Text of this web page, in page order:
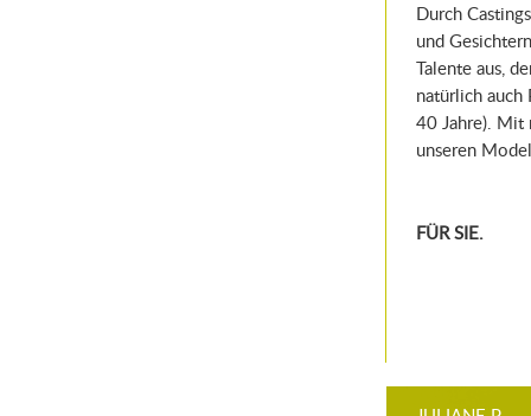
Durch
und
Talente aus,
natürlich auch
40 Jahre). Mit
unseren
FÜR SIE.